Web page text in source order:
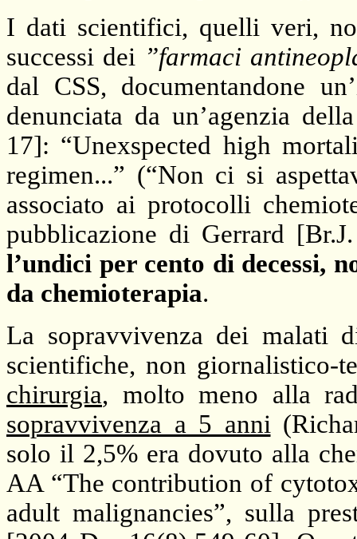
I dati scientifici, quelli veri,
successi dei ”farmaci
dal CSS, documentandone
denunciata da un’agenzia
17]: “Unexspected high
regimen...” (“Non ci si
associato ai protocolli
pubblicazione di Gerrard
l’undici per cento di decessi,
da chemioterapia.
La sopravvivenza dei malati
scientifiche, non giornalistico-
chirurgia, molto meno alla
sopravvivenza a 5 anni
solo il 2,5% era dovuto alla
AA “The contribution of
adult malignancies”, sulla